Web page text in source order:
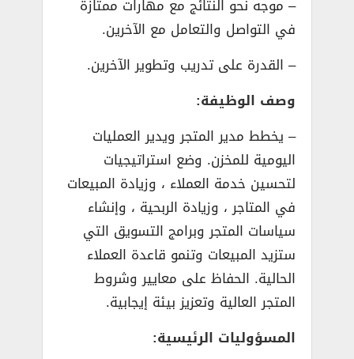
– موجه نحو النتائج مع مهارات ممتازة
في التواصل والتعامل مع الآخرين.
– القدرة على تدريب وتطوير الآخرين.
وصف الوظيفة:
– يخطط مدير المتجر ويدير العمليات
اليومية للمخزن. وضع استراتيجيات
لتحسين خدمة العملاء ، وزيادة المبيعات
في المتاجر ، وزيادة الربحية ، وإنشاء
سياسات المتجر وبرامج التسويق التي
ستزيد المبيعات وتنمو قاعدة العملاء
الحالية. الحفاظ على معايير وشروط
المتجر العالية وتعزيز بيئة إيجابية.
المسؤوليات الرئيسية: